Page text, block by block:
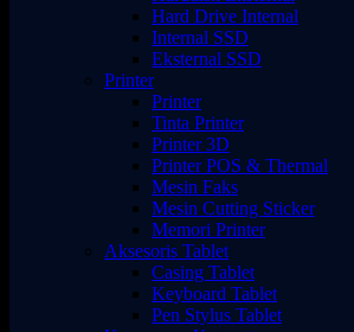
Hard Drive Internal
Internal SSD
Eksternal SSD
Printer
Printer
Tinta Printer
Printer 3D
Printer POS & Thermal
Mesin Faks
Mesin Cutting Sticker
Memori Printer
Aksesoris Tablet
Casing Tablet
Keyboard Tablet
Pen Stylus Tablet